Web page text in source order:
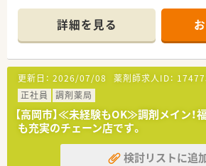
■音声入力の薬歴・ピッキングサポート
ーに薬歴閲覧用タブレット設置など最
ます。
■キャリアアップを目指される薬剤師
局長・4年目でエリアマネージャー（ＳＶ
にチャンスの多い会社様です。
■また自己啓発で学んだ事を社内に還元
るので、自己啓発活動に掛かる費用を会
多くございます。
■有給取得率も全社員平均で約80％近く
すし、年間で一回7連休もしくは4連休を
ッシュ制度』もございます。
詳細を見る
更新日： 2026/07/08 薬剤師求人ID：
正社員
調剤薬局
【高岡市】≪未経験もOK≫調剤メイン！
も充実のチェーン店です。
検討リストに追